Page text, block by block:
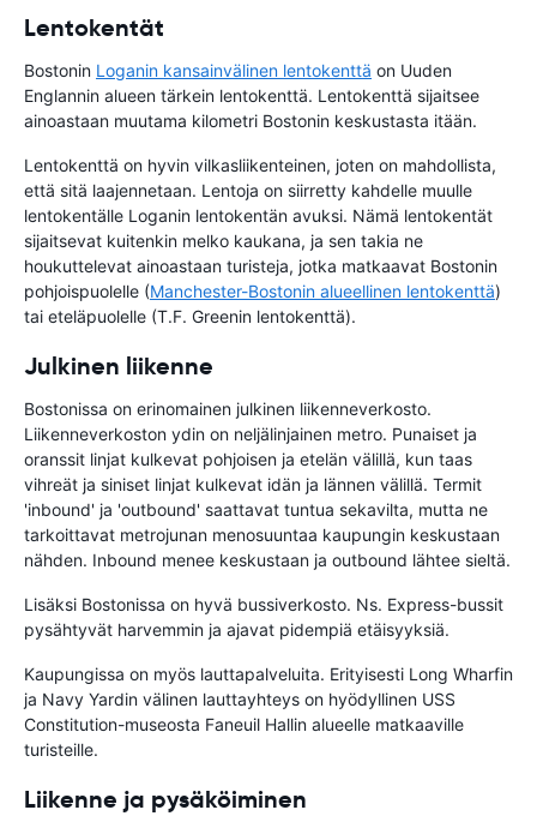
Lentokentät
Bostonin Loganin kansainvälinen lentokenttä on Uuden
Englannin alueen tärkein lentokenttä. Lentokenttä sijaitsee
ainoastaan muutama kilometri Bostonin keskustasta itään.
Lentokenttä on hyvin vilkasliikenteinen, joten on mahdollista,
että sitä laajennetaan. Lentoja on siirretty kahdelle muulle
lentokentälle Loganin lentokentän avuksi. Nämä lentokentät
sijaitsevat kuitenkin melko kaukana, ja sen takia ne
houkuttelevat ainoastaan turisteja, jotka matkaavat Bostonin
pohjoispuolelle (Manchester-Bostonin alueellinen lentokenttä)
tai eteläpuolelle (T.F. Greenin lentokenttä).
Julkinen liikenne
Bostonissa on erinomainen julkinen liikenneverkosto.
Liikenneverkoston ydin on neljälinjainen metro. Punaiset ja
oranssit linjat kulkevat pohjoisen ja etelän välillä, kun taas
vihreät ja siniset linjat kulkevat idän ja lännen välillä. Termit
'inbound' ja 'outbound' saattavat tuntua sekavilta, mutta ne
tarkoittavat metrojunan menosuuntaa kaupungin keskustaan
nähden. Inbound menee keskustaan ja outbound lähtee sieltä.
Lisäksi Bostonissa on hyvä bussiverkosto. Ns. Express-bussit
pysähtyvät harvemmin ja ajavat pidempiä etäisyyksiä.
Kaupungissa on myös lauttapalveluita. Erityisesti Long Wharfin
ja Navy Yardin välinen lauttayhteys on hyödyllinen USS
Constitution-museosta Faneuil Hallin alueelle matkaaville
turisteille.
Liikenne ja pysäköiminen